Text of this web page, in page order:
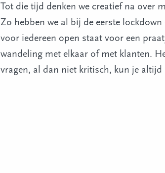
Tot die tijd denken we creatief na over
Zo hebben we al bij de eerste
voor iedereen open staat voor een
wandeling met elkaar of met klanten.
vragen, al dan niet kritisch, kun je